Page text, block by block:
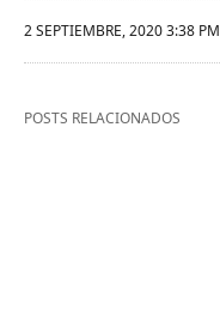
2 SEPTIEMBRE, 2020 3:38 PM
POSTS RELACIONADOS